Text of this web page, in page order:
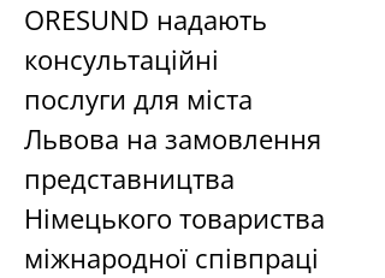
ORESUND надають
консультаційні
послуги для міста
Львова на замовлення
представництва
Німецького товариства
міжнародної співпраці